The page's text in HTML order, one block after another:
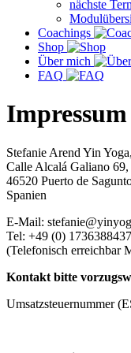
nächste
Coachings
Shop
Über mich
FAQ
Impressum
Stefanie Arend Yin
Calle Alcalá Galiano
46520 Puerto de
Spanien
E-Mail:
Tel: +49 (0) 1736388437
(Telefonisch erreichbar
Kontakt bitte
Umsatzsteuernummer